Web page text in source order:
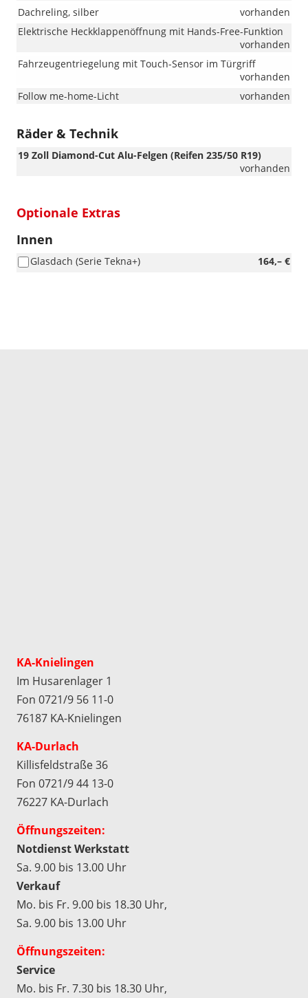
Dachreling, silber
vorhanden
Elektrische Heckklappenöffnung mit Hands-Free-Funktion
vorhanden
Fahrzeugentriegelung mit Touch-Sensor im Türgriff
vorhanden
Follow me-home-Licht
vorhanden
Räder & Technik
19 Zoll Diamond-Cut Alu-Felgen (Reifen 235/50 R19)
vorhanden
Optionale Extras
Innen
164,– €
Glasdach (Serie Tekna+)
KA-Knielingen
Im Husarenlager 1
Fon 0721/9 56 11-0
76187 KA-Knielingen
KA-Durlach
Killisfeldstraße 36
Fon 0721/9 44 13-0
76227 KA-Durlach
Öffnungszeiten:
Notdienst Werkstatt
Sa. 9.00 bis 13.00 Uhr
Verkauf
Mo. bis Fr. 9.00 bis 18.30 Uhr,
Sa. 9.00 bis 13.00 Uhr
Öffnungszeiten:
Service
Mo. bis Fr. 7.30 bis 18.30 Uhr,